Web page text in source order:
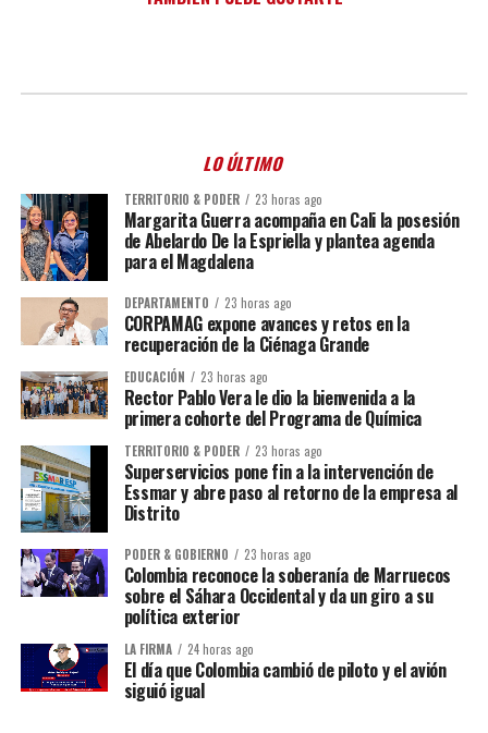
LO ÚLTIMO
TERRITORIO & PODER 23 horas ago
Margarita Guerra acompaña en Cali la posesión
de Abelardo De la Espriella y plantea agenda
para el Magdalena
DEPARTAMENTO 23 horas ago
CORPAMAG expone avances y retos en la
recuperación de la Ciénaga Grande
EDUCACIÓN 23 horas ago
Rector Pablo Vera le dio la bienvenida a la
primera cohorte del Programa de Química
TERRITORIO & PODER 23 horas ago
Superservicios pone fin a la intervención de
Essmar y abre paso al retorno de la empresa al
Distrito
PODER & GOBIERNO 23 horas ago
Colombia reconoce la soberanía de Marruecos
sobre el Sáhara Occidental y da un giro a su
política exterior
LA FIRMA 24 horas ago
El día que Colombia cambió de piloto y el avión
siguió igual